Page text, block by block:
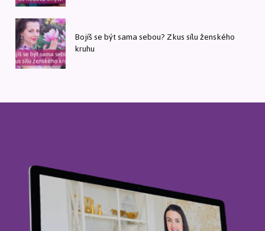
Bojíš se být sama sebou? Zkus sílu ženského
kruhu